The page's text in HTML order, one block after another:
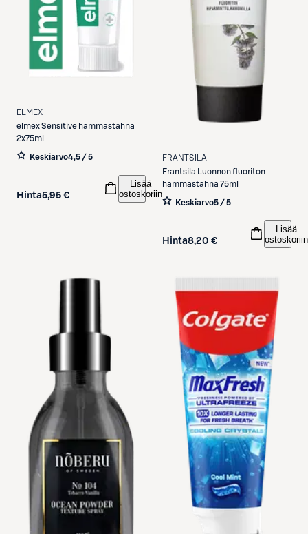
ELMEX
elmexSensitive hammastahna
2x75ml
Keskiarvo4,5 / 5
Hinta5,95 €
Lisää
ostoskoriin
FRANTSILA
Frantsila
Luonnon fluoriton
hammastahna 75ml
Keskiarvo5 / 5
Hinta8,20 €
Lisää
ostoskoriin